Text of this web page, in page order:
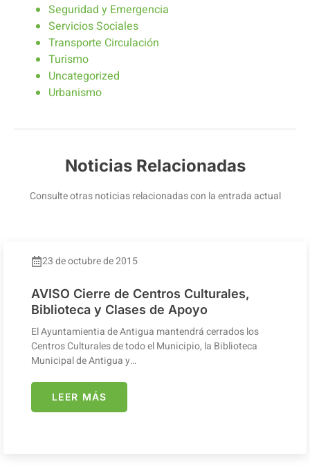
Seguridad y Emergencia
Servicios Sociales
Transporte Circulación
Turismo
Uncategorized
Urbanismo
Noticias Relacionadas
Consulte otras noticias relacionadas con la entrada actual
23 de octubre de 2015
AVISO Cierre de Centros Culturales,
Biblioteca y Clases de Apoyo
El Ayuntamientia de Antigua mantendrá cerrados los
Centros Culturales de todo el Municipio, la Biblioteca
Municipal de Antigua y…
LEER MÁS